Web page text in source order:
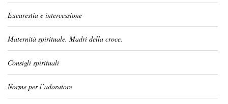
Eucarestia e intercessione
Maternità spirituale. Madri della croce.
Consigli spirituali
Norme per l’adoratore